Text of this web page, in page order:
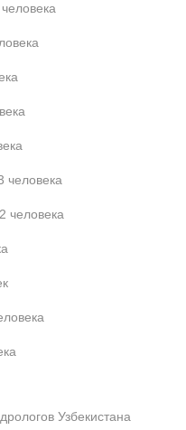
человека
человека
Узбекистана